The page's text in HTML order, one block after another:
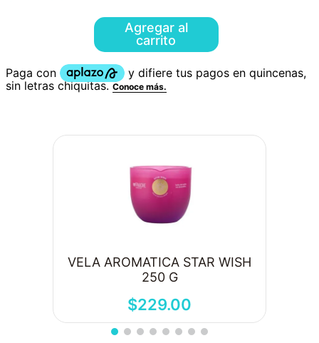
Agregar al
carrito
VELA AROMATICA STAR WISH
250 G
$229.00